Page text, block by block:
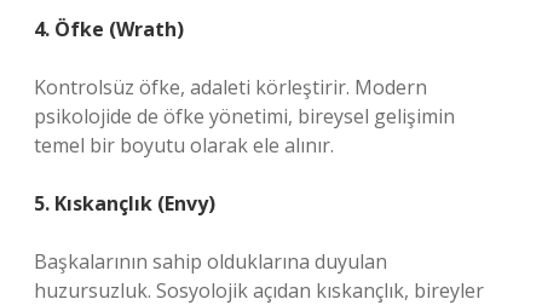
4. Öfke (Wrath)
Kontrolsüz öfke, adaleti körleştirir. Modern
psikolojide de öfke yönetimi, bireysel gelişimin
temel bir boyutu olarak ele alınır.
5. Kıskançlık (Envy)
Başkalarının sahip olduklarına duyulan
huzursuzluk. Sosyolojik açıdan kıskançlık, bireyler